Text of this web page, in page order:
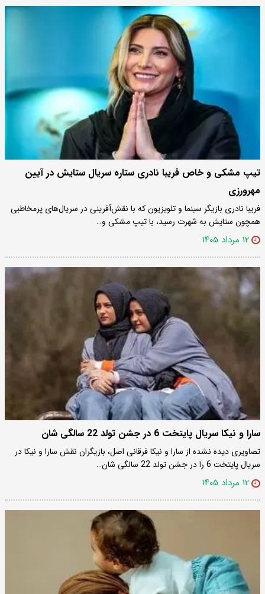
تیپ مشکی و خاص فریبا نادری ستاره سریال ستایش در آیین
مهرورزی
فریبا نادری بازیگر سینما و تلویزیون که با نقش‌آفرینی در سریال‌های پرمخاطبی
همچون ستایش به شهرت رسید، با تیپ مشکی و…
۱۲ مرداد ۱۴۰۵
سارا و نیکا سریال پایتخت 6 در جشن تولد 22 سالگی شان
تصاویری دیده نشده از سارا و نیکا فرقانی اصل، بازیگران نقش سارا و نیکا در
سریال پایتخت 6 را در جشن تولد 22 سالگی شان…
۱۲ مرداد ۱۴۰۵